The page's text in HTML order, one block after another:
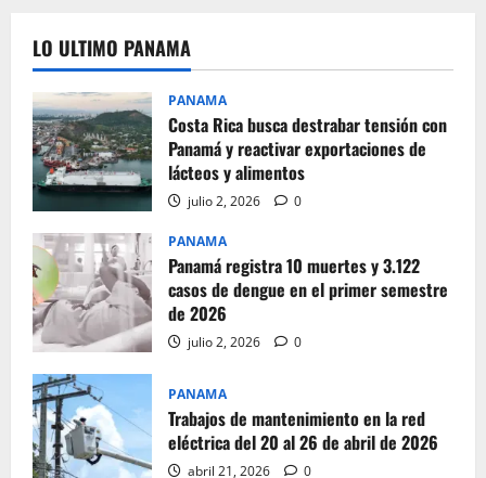
LO ULTIMO PANAMA
PANAMA
Costa Rica busca destrabar tensión con
Panamá y reactivar exportaciones de
lácteos y alimentos
julio 2, 2026 0
PANAMA
Panamá registra 10 muertes y 3.122
casos de dengue en el primer semestre
de 2026
julio 2, 2026 0
PANAMA
Trabajos de mantenimiento en la red
eléctrica del 20 al 26 de abril de 2026
abril 21, 2026 0